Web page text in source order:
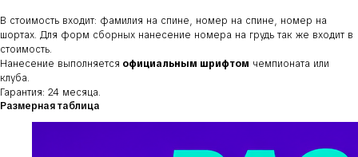
В стоимость входит: фамилия на спине, номер на спине, номер на
шортах. Для форм сборных нанесение номера на грудь так же входит в
стоимость.
Нанесение выполняется официальным шрифтом чемпионата или
клуба.
Гарантия: 24 месяца.
Размерная таблица